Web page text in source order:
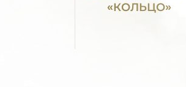
«КОЛЬЦО»